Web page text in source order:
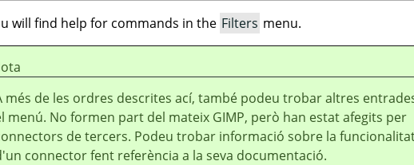
will find help for commands in the Filters menu.
més de les ordres descrites ací, també podeu trobar altres
menú. No formen part del mateix GIMP, però han estat afegits per
de tercers. Podeu trobar informació sobre la
connector fent referència a la seva documentació.